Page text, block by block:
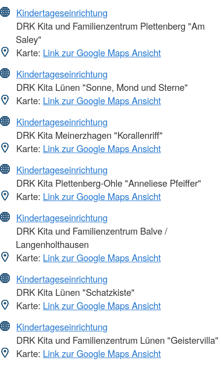
Kindertageseinrichtung
DRK Kita und Familienzentrum Plettenberg "Am
Saley"
Karte: Link zur Google Maps Ansicht
Kindertageseinrichtung
DRK Kita Lünen "Sonne, Mond und Sterne"
Karte: Link zur Google Maps Ansicht
Kindertageseinrichtung
DRK Kita Meinerzhagen "Korallenriff"
Karte: Link zur Google Maps Ansicht
Kindertageseinrichtung
DRK Kita Plettenberg-Ohle "Anneliese Pfeiffer"
Karte: Link zur Google Maps Ansicht
Kindertageseinrichtung
DRK Kita und Familienzentrum Balve /
Langenholthausen
Karte: Link zur Google Maps Ansicht
Kindertageseinrichtung
DRK Kita Lünen "Schatzkiste"
Karte: Link zur Google Maps Ansicht
Kindertageseinrichtung
DRK Kita und Familienzentrum Lünen "Geistervilla"
Karte: Link zur Google Maps Ansicht